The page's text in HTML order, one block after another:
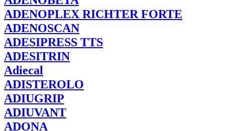
ADENOPLEX RICHTER FORTE
ADENOSCAN
ADESIPRESS TTS
ADESITRIN
Adiecal
ADISTEROLO
ADIUGRIP
ADIUVANT
ADONA